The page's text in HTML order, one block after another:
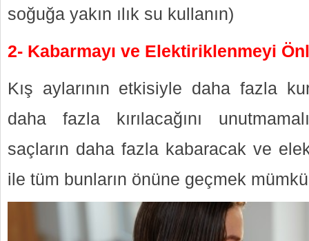
soğuğa yakın ılık su kullanın)
2- Kabarmayı ve Elektiriklenmeyi
Kış aylarının etkisiyle daha fazla
daha fazla kırılacağını
saçların daha fazla kabaracak ve
ile tüm bunların önüne geçmek